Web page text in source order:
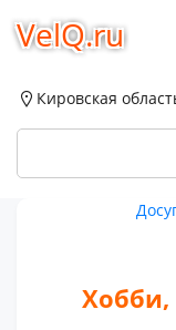
VelQ.ru
Кировская
Хобби,